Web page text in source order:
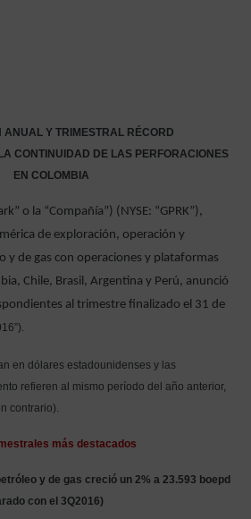
ANUAL Y TRIMESTRAL RÉCORD
CONTINUIDAD DE LAS PERFORACIONES
EN COLOMBIA
o la “Compañía”) (NYSE: “GPRK”),
de exploración, operación y
y de gas con operaciones y plataformas
Chile, Brasil, Argentina y Perú, anunció
al trimestre finalizado el 31 de
en dólares estadounidenses y las
refieren al mismo período del año anterior,
contrario).
más destacados
y de gas creció un 2% a 23.593 boepd
con el 3Q2016)